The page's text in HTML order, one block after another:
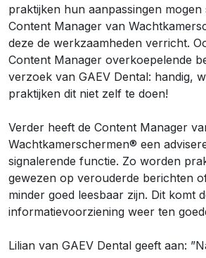
praktijken hun aanpassingen
Content Manager van
deze de werkzaamheden verricht.
Content Manager overkoepelende
verzoek van GAEV Dental: handig,
praktijken dit niet zelf te doen!
Verder heeft de Content Manager
Wachtkamerschermen® een
signalerende functie. Zo worden
gewezen op verouderde berichten
minder goed leesbaar zijn. Dit komt
informatievoorziening weer ten
Lilian van GAEV Dental geeft aan: